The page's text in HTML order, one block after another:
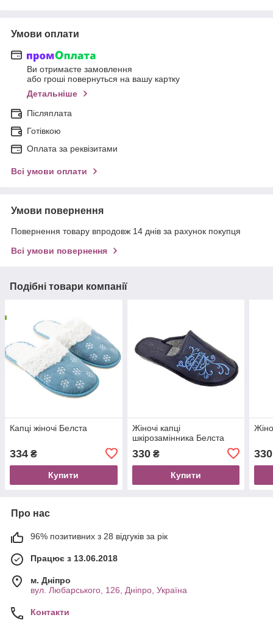
Умови оплати
Ви отримаєте замовлення
або гроші повернуться на вашу картку
Детальніше
Післяплата
Готівкою
Оплата за реквізитами
Всі умови оплати
Умови повернення
Повернення товару впродовж 14 днів за рахунок покупця
Всі умови повернення
Подібні товари компанії
Капці жіночі Белста
334 ₴
Купити
Жіночі капці
шкірозамінника Белста
330₴
Купити
330
Про нас
96% позитивних з 28 відгуків за рік
Працює з 13.06.2018
м. Дніпро
вул. Любарського, 126, Дніпро, Україна
Контакти